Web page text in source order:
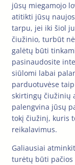
jūsų miegamojo
atitikti jūsų
tarpu, jei iki šiol
čiužinio, turbūt
galėtų būti
pasinaudosite
siūlomi labai
parduotuvėse
skirtingų čiužinių
palengvina jūsų
tokį čiužinį, kuris
reikalavimus.
Galiausiai
turėtų būti pačios